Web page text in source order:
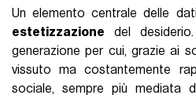
Un elemento centrale delle
estetizzazione del
generazione per cui, grazie ai
vissuto ma costantemente
sociale, sempre più mediata